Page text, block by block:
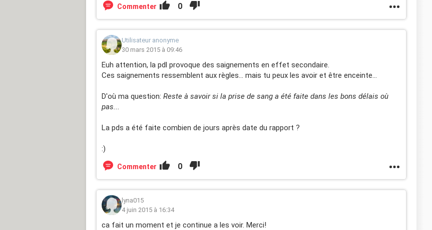
Commenter 0
Utilisateur anonyme
30 mars 2015 à 09:46
Euh attention, la pdl provoque des saignements en effet secondaire.
Ces saignements ressemblent aux règles... mais tu peux les avoir et être enceinte...
D'où ma question: Reste à savoir si la prise de sang a été faite dans les bons délais où
pas...
La pds a été faite combien de jours après date du rapport ?
:)
Commenter 0
lyna015
4 juin 2015 à 16:34
ca fait un moment et je continue a les voir. Merci!